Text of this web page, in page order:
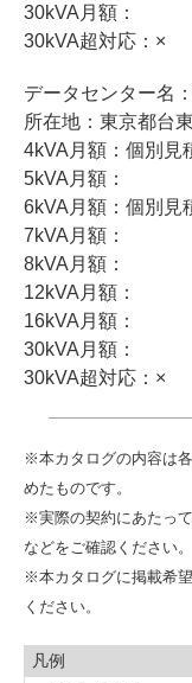
30kVA月額：
30kVA超対応：×
データセンター名
所在地：東京都台
4kVA月額：個別見
5kVA月額：
6kVA月額：個別見
7kVA月額：
8kVA月額：
12kVA月額：
16kVA月額：
30kVA月額：
30kVA超対応：×
※本カタログの内容は
めたものです。
※実際の契約にあたっ
などをご確認ください。
※本カタログに掲載希
ください。
凡例